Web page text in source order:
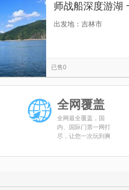
师战船深度游湖
出发地：吉林市
已售0
全网覆盖
全网最全覆盖，国
内、国际门票一网打
尽，让您一次玩到爽